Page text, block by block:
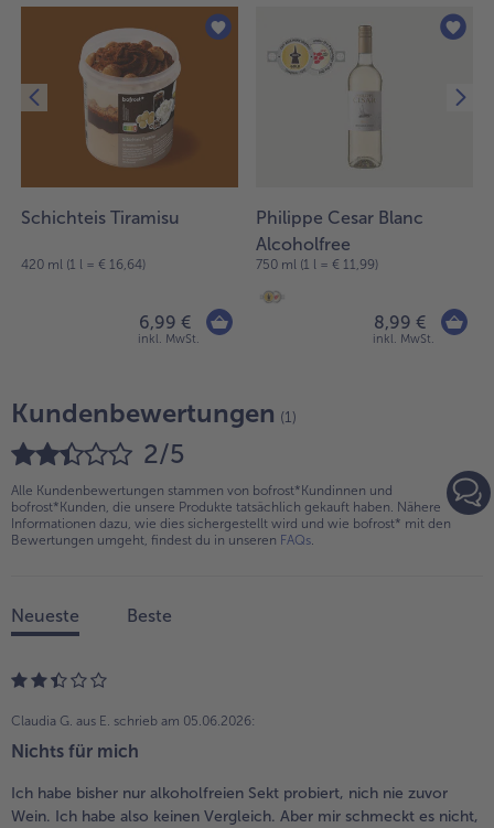
Schichteis Tiramisu
420 ml (1 l = € 16,64)
6,99 €
inkl. MwSt.
Philippe Cesar Blanc
Alcoholfree
750 ml (1 l = € 11,99)
8,99 €
inkl. MwSt.
Kundenbewertungen (1)
2/5
Alle Kundenbewertungen stammen von bofrost*Kundinnen und
bofrost*Kunden, die unsere Produkte tatsächlich gekauft haben. Nähere
Informationen dazu, wie dies sichergestellt wird und wie bofrost* mit den
Bewertungen umgeht, findest du in unseren FAQs.
Neueste Beste
Claudia G. aus E. schrieb am 05.06.2026:
Nichts für mich
Ich habe bisher nur alkoholfreien Sekt probiert, nich nie zuvor
Wein. Ich habe also keinen Vergleich. Aber mir schmeckt es nicht,